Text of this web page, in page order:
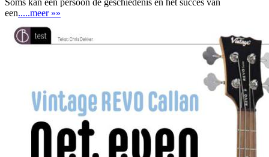
Soms kan één persoon de geschiedenis en het succes van
een.....meer »»